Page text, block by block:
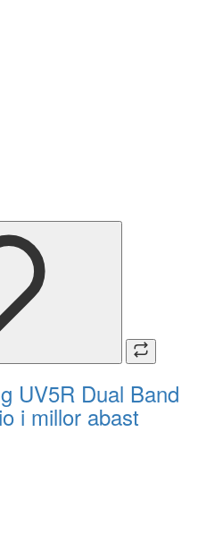
UV5R Dual Band
i millor abast